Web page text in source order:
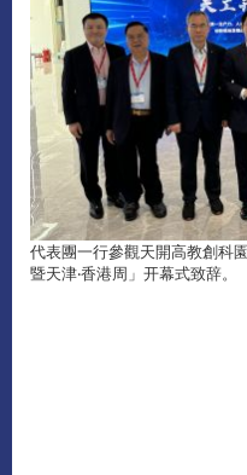
代表團一行參觀天開高教創科
暨天津‧香港周」开幕式致辞。